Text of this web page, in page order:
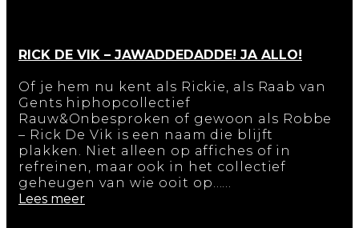
RICK DE VIK – JAWADDEDADDE! JA ALLO!
Of je hem nu kent als Rickie, als Raab van
Gents hiphopcollectief
Rauw&Onbesproken of gewoon als Robbe
– Rick De Vik is een naam die blijft
plakken. Niet alleen op affiches of in
refreinen, maar ook in het collectief
geheugen van wie ooit op…...
Lees meer